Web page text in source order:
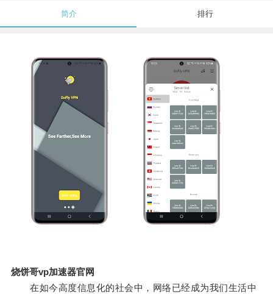
简介 排行
烧饼哥vp加速器官网
在如今高度信息化的社会中，网络已经成为我们生活中